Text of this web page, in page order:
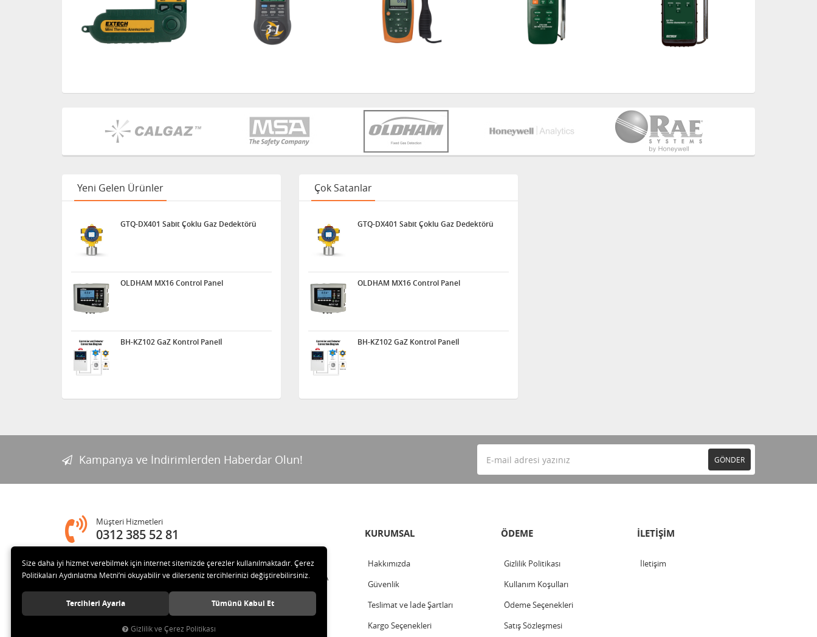
Yeni Gelen Ürünler
GTQ-DX401 Sabit Çoklu Gaz Dedektörü
OLDHAM MX16 Control Panel
BH-KZ102 GaZ Kontrol Panelİ
Çok Satanlar
GTQ-DX401 Sabit Çoklu Gaz Dedektörü
OLDHAM MX16 Control Panel
BH-KZ102 GaZ Kontrol Panelİ
Kampanya ve İndirimlerden Haberdar Olun! GÖNDER
Müşteri Hizmetleri
0312 385 52 81
Adres
Melih Gökçek Bulvarı Ada Plaza No:80-8 İVEDİK OSB Yenimahalle - ANKARA
KURUMSAL
Hakkımızda
Güvenlik
Teslimat ve İade Şartları
Kargo Seçenekleri
ÖDEME
Gizlilik Politikası
Kullanım Koşulları
Ödeme Seçenekleri
Satış Sözleşmesi
İLETİŞİM
İletişim
Size daha iyi hizmet verebilmek için internet sitemizde çerezler kullanılmaktadır. Çerez
Politikaları Aydınlatma Metni’ni okuyabilir ve dilerseniz tercihlerinizi değiştirebilirsiniz.
Tercihleri Ayarla Tümünü Kabul Et
Gizlilik ve Çerez Politikası